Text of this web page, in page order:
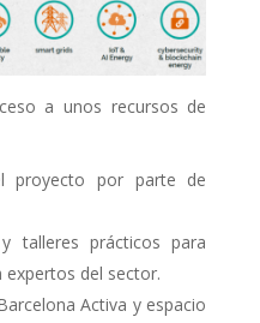
a unos recursos de
proyecto por parte de
talleres prácticos para
del sector.
Activa y espacio